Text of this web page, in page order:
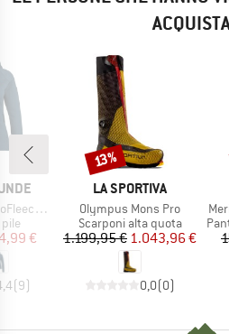
Zip Hoody
ridotto
€
(9)
MARCHIO
LA SPORTIVA
Articolo
Olympus Mons Pro
Gruppo di prodotti
Scarponi alta quota
Prezzo
1.199,95 € Prezzo ridotto
1.043,96 €
0,0(0)
Sconto
13%